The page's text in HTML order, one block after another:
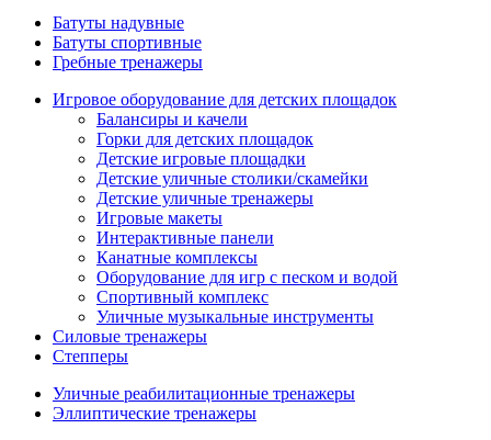
Батуты надувные
Батуты спортивные
Гребные тренажеры
Игровое оборудование для детских площадок
Балансиры и качели
Горки для детских площадок
Детские игровые площадки
Детские уличные столики/скамейки
Детские уличные тренажеры
Игровые макеты
Интерактивные панели
Канатные комплексы
Оборудование для игр с песком и водой
Спортивный комплекс
Уличные музыкальные инструменты
Силовые тренажеры
Степперы
Уличные реабилитационные тренажеры
Эллиптические тренажеры